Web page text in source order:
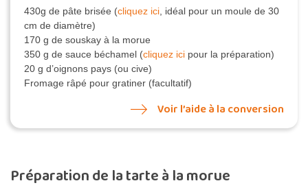
430g de pâte brisée (cliquez ici, idéal pour un moule de 30
cm de diamètre)
170 g de souskay à la morue
350 g de sauce béchamel (cliquez ici pour la préparation)
20 g d’oignons pays (ou cive)
Fromage râpé pour gratiner (facultatif)
Voir l’aide à la conversion
Préparation de la tarte à la morue